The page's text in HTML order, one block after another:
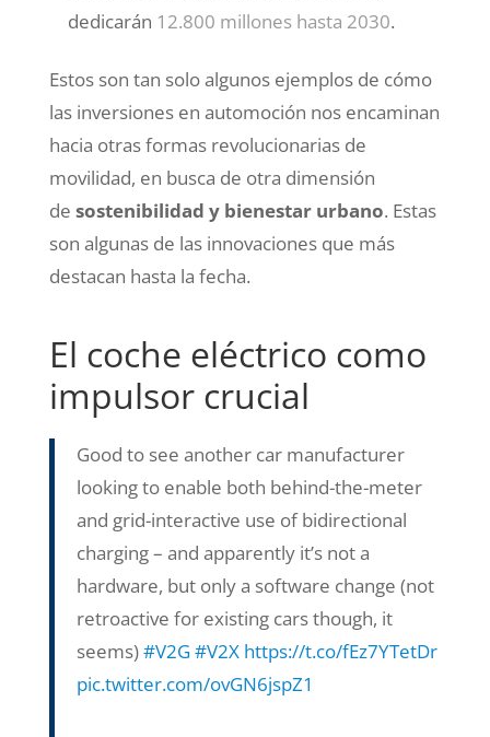
dedicarán 12.800 millones hasta 2030.
Estos son tan solo algunos ejemplos de cómo
las inversiones en automoción nos encaminan
hacia otras formas revolucionarias de
movilidad, en busca de otra dimensión
de sostenibilidad y bienestar urbano. Estas
son algunas de las innovaciones que más
destacan hasta la fecha.
El coche eléctrico como
impulsor crucial
Good to see another car manufacturer
looking to enable both behind-the-meter
and grid-interactive use of bidirectional
charging – and apparently it’s not a
hardware, but only a software change (not
retroactive for existing cars though, it
seems)#V2G#V2X https://t.co/fEz7YTetDr
pic.twitter.com/ovGN6jspZ1